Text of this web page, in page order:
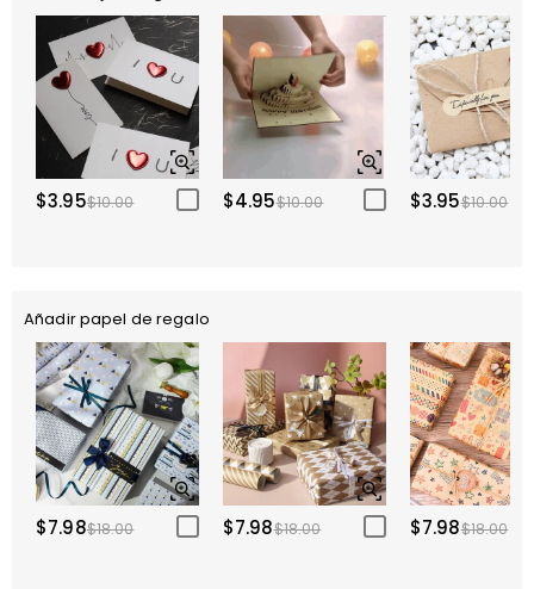
$3.95$10.00 $4.95$10.00 $3.95$10.00
Añadir papel de regalo
$7.98$18.00 $7.98$18.00 $7.98$18.00